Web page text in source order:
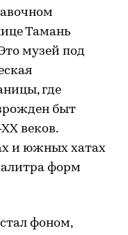
Тамань
музей под
где
быт
веков.
и южных хатах
форм
фоном,